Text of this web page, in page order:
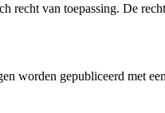
recht van toepassing. De
worden gepubliceerd met